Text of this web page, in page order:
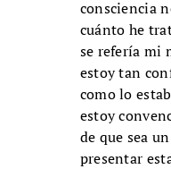
consciencia
cuánto he
se refería mi
estoy tan
como lo
estoy
de que sea
presentar